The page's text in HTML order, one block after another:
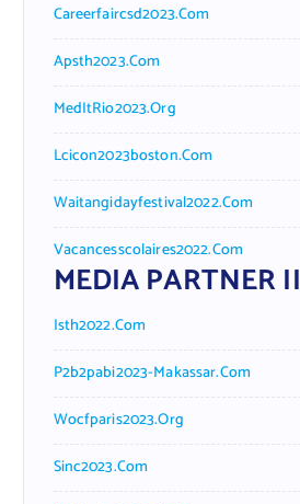
Careerfaircsd2023.com
Apsth2023.com
MedItRio2023.org
Lcicon2023boston.com
Waitangidayfestival2022.com
Vacancesscolaires2022.com
MEDIA PARTNER II
Isth2022.com
P2b2pabi2023-Makassar.com
Wocfparis2023.org
Sinc2023.com